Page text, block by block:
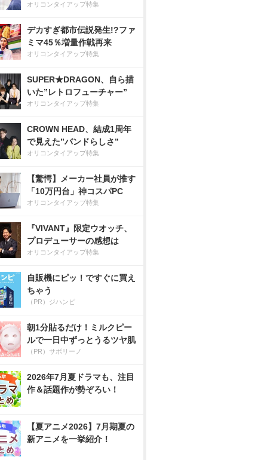
オリコンタイアップ特集
デカすぎ都市伝説発生!?ファ
ミマ45％増量作戦再来
オリコンタイアップ特集
SUPER★DRAGON、自ら描
いた”レトロフューチャー”
オリコンタイアップ特集
CROWN HEAD、結成1周年
で見えた”バンドらしさ”
オリコンタイアップ特集
【驚愕】メーカー社員が推す
「10万円台」神コスパPC
オリコンタイアップ特集
『VIVANT』限定ウオッチ、
プロデューサーの感想は
オリコンタイアップ特集
自販機にピッ！ですぐに買え
ちゃう
（PR）ジハンピ
朝1分貼るだけ！ミルクピー
ルで一日中ずっとうるツヤ肌
（PR）サボリーノ
2026年7月夏ドラマも、注目
作＆話題作が勢ぞろい！
【夏アニメ2026】7月期夏の
新アニメを一挙紹介！